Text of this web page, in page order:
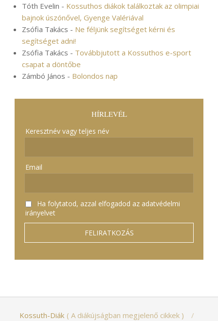
Tóth Evelin - Kossuthos diákok találkoztak az olimpiai
bajnok úszónővel, Gyenge Valériával
Zsófia Takács - Ne féljünk segítséget kérni és
segítséget adni!
Zsófia Takács - Továbbjutott a Kossuthos e-sport
csapat a döntőbe
Zámbó János - Bolondos nap
HÍRLEVÉL
Keresztnév vagy teljes név
Email
Ha folytatod, azzal elfogadod az adatvédelmi
irányelvet
Kossuth-Diák
A diákújságban megjelenő cikkek